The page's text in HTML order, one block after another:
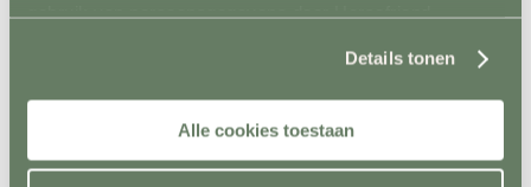
gebruik van persoonsgegevens door Horsefriend
Details tonen
Alle cookies toestaan
Voerbakken
Ruiven en Slowfeeders
Stal- en naamplaten